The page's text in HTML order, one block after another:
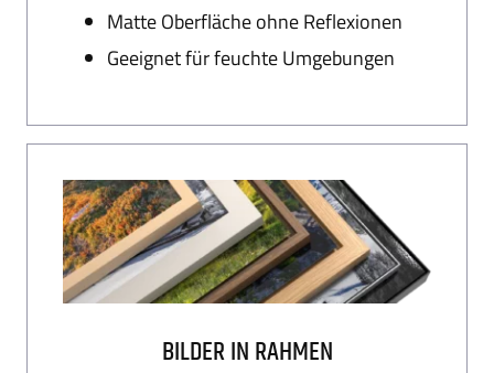
Matte Oberfläche ohne Reflexionen
Geeignet für feuchte Umgebungen
BILDER IN RAHMEN